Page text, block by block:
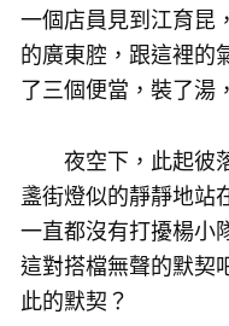
一個店員見到江育昆
的廣東腔，跟這裡的
了三個便當，裝了湯
夜空下，此起彼落
盞街燈似的靜靜地站
一直都沒有打擾楊小
這對搭檔無聲的默契
此的默契？